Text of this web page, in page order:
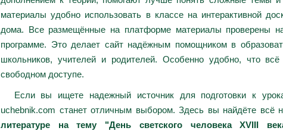
материалы удобно использовать в классе на интерактивной
дома. Все размещённые на платформе материалы проверены на
программе. Это делает сайт надёжным помощником в
школьников, учителей и родителей. Особенно удобно, что
свободном доступе.
Если вы ищете надежный источник для подготовки к
uchebnik.com станет отличным выбором. Здесь вы найдёте всё
литературе на тему "День светского человека XVIII